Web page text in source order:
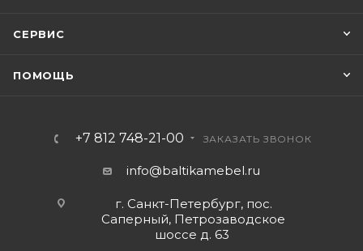
СЕРВИС
ПОМОЩЬ
+7 812 748-21-00 ЗАКАЗАТЬ ЗВОНОК
info@baltikamebel.ru
г. Санкт-Петербург, пос.
Саперный, Петрозаводское
шоссе д. 63